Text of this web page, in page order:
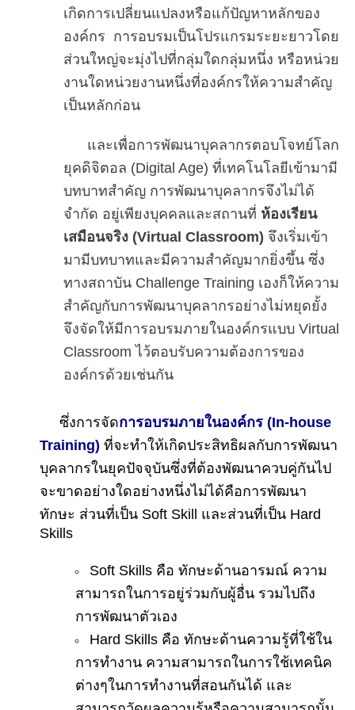
เกิดการเปลี่ยนแปลงหรือแก้ปัญหาหลักของ
องค์กร การอบรมเป็นโปรแกรมระยะยาวโดย
ส่วนใหญ่จะมุ่งไปที่กลุ่มใดกลุ่มหนึ่ง หรือหน่วย
งานใดหน่วยงานหนึ่งที่องค์กรให้ความสำคัญ
เป็นหลักก่อน
และเพื่อการพัฒนาบุคลากรตอบโจทย์โลก
ยุคดิจิตอล (Digital Age) ที่เทคโนโลยีเข้ามามี
บทบาทสำคัญ การพัฒนาบุคลากรจึงไม่ได้
จำกัด อยู่เพียงบุคคลและสถานที่ ห้องเรียน
เสมือนจริง (Virtual Classroom) จึงเริ่มเข้า
มามีบทบาทและมีความสำคัญมากยิ่งขึ้น ซึ่ง
ทางสถาบัน Challenge Training เองก็ให้ความ
สำคัญกับการพัฒนาบุคลากรอย่างไม่หยุดยั้ง
จึงจัดให้มีการอบรมภายในองค์กรแบบ Virtual
Classroom ไว้ตอบรับความต้องการของ
องค์กรด้วยเช่นกัน
ซึ่งการจัดการอบรมภายในองค์กร (In-house
Training) ที่จะทำให้เกิดประสิทธิผลกับการพัฒนา
บุคลากรในยุคปัจจุบันซึ่งที่ต้องพัฒนาควบคู่กันไป
จะขาดอย่างใดอย่างหนึ่งไม่ได้คือการพัฒนา
ทักษะ ส่วนที่เป็น Soft Skill และส่วนที่เป็น Hard
Skills
Soft Skills คือ ทักษะด้านอารมณ์ ความ
สามารถในการอยู่ร่วมกับผู้อื่น รวมไปถึง
การพัฒนาตัวเอง
Hard Skills คือ ทักษะด้านความรู้ที่ใช้ใน
การทำงาน ความสามารถในการใช้เทคนิค
ต่างๆในการทำงานที่สอนกันได้ และ